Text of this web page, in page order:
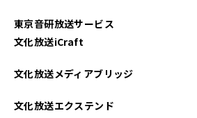
東京音研放送サービス
文化放送iCraft
文化放送メディアブリッジ
文化放送エクステンド